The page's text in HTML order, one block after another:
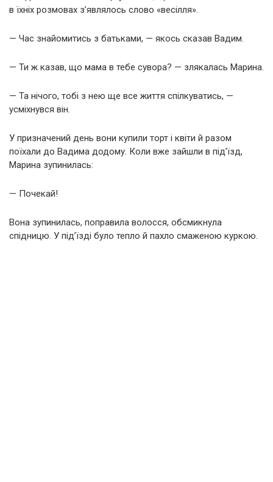
в їхніх розмовах з’являлось слово «весілля».
— Час знайомитись з батьками, — якось сказав Вадим.
— Ти ж казав, що мама в тебе сувора? — злякалась Марина.
— Та нічого, тобі з нею ще все життя спілкуватись, —
усміхнувся він.
У призначений день вони купили торт і квіти й разом
поїхали до Вадима додому. Коли вже зайшли в під’їзд,
Марина зупинилась:
— Почекай!
Вона зупинилась, поправила волосся, обсмикнула
спідницю. У під’їзді було тепло й пахло смаженою куркою.